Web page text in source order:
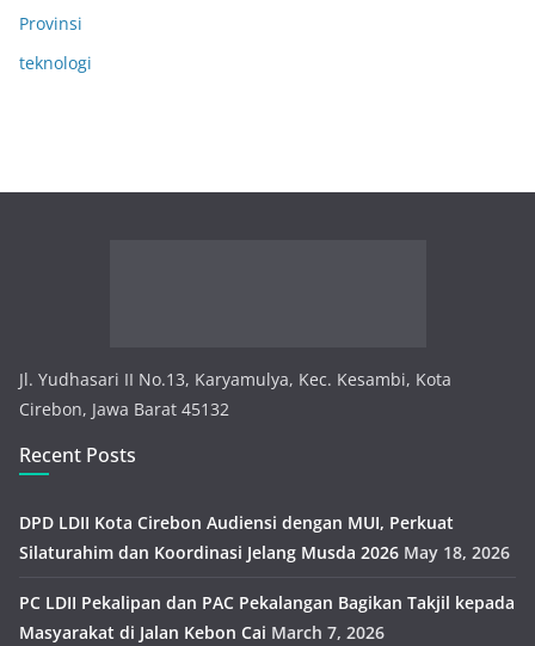
Provinsi
teknologi
Jl. Yudhasari II No.13, Karyamulya, Kec. Kesambi, Kota
Cirebon, Jawa Barat 45132
Recent Posts
DPD LDII Kota Cirebon Audiensi dengan MUI, Perkuat
Silaturahim dan Koordinasi Jelang Musda 2026 May 18, 2026
PC LDII Pekalipan dan PAC Pekalangan Bagikan Takjil kepada
Masyarakat di Jalan Kebon Cai March 7, 2026